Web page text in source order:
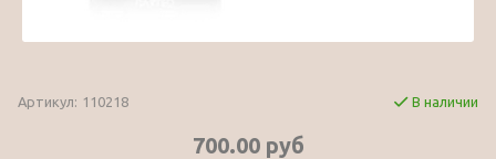
Артикул: 110218 В наличии
700.00 руб